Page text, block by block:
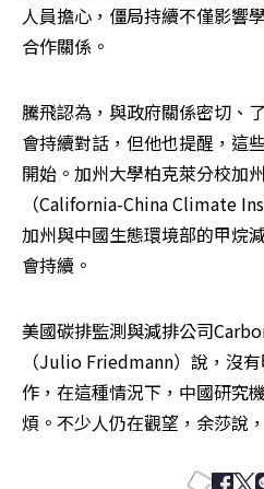
人員擔心，僵局持續不僅影響
合作關係。
騰飛認為，與政府關係密切、
會持續對話，但他也提醒，這
開始。加州大學柏克萊分校加
（California-China Climate
加州與中國生態環境部的甲烷
會持續。
美國碳排監測與減排公司
（Julio Friedmann）說，沒
作，在這種情況下，中國研究
煩。不少人仍在觀望，余莎說